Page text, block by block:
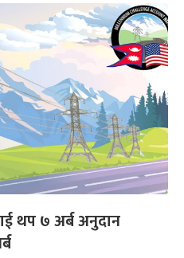
थप ७ अर्ब अनुदान